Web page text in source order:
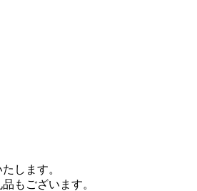
します。
もございます。